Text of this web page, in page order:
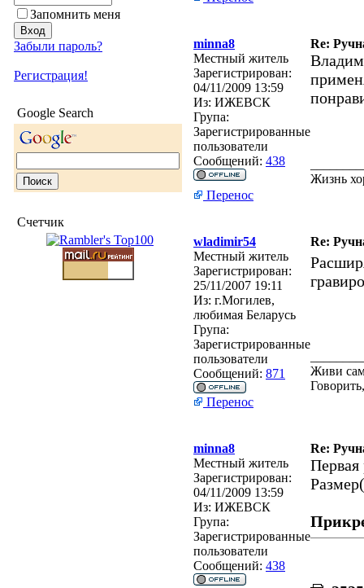
Запомнить меня
Забыли пароль?
Регистрация!
Google Search
Счетчик
minna8
Re:
Местный житель
Зарегистрирован:
04/11/2009 13:59
Из: ИЖЕВСК
Група:
Зарегистрированные
пользователи
Сообщений: 438
Жизнь
Перенос
wladimir54
Re:
Местный житель
Зарегистрирован:
25/11/2007 19:11
Из: г.Могилев,
любимая Беларусь
Група:
Зарегистрированные
пользователи
Сообщений: 871
Живи
Перенос
minna8
Re:
Местный житель
Зарегистрирован:
04/11/2009 13:59
Из: ИЖЕВСК
Група:
Зарегистрированные
пользователи
Сообщений: 438
Первая